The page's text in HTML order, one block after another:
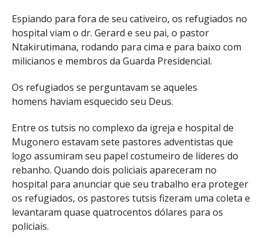
Espiando para fora de seu cativeiro, os refugiados no
hospital viam o dr. Gerard e seu pai, o pastor
Ntakirutimana, rodando para cima e para baixo com
milicianos e membros da Guarda Presidencial.
Os refugiados se perguntavam se aqueles
homens haviam esquecido seu Deus.
Entre os tutsis no complexo da igreja e hospital de
Mugonero estavam sete pastores adventistas que
logo assumiram seu papel costumeiro de líderes do
rebanho. Quando dois policiais apareceram no
hospital para anunciar que seu trabalho era proteger
os refugiados, os pastores tutsis fizeram uma coleta e
levantaram quase quatrocentos dólares para os
policiais.